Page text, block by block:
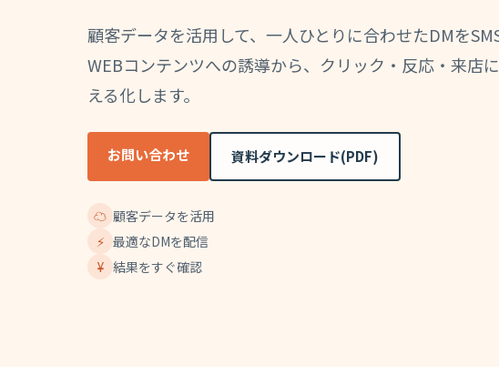
顧客データを活用して、一人ひとりに合わせたDMを
WEBコンテンツへの誘導から、クリック・反応・来店
える化します。
お問い合わせ 資料ダウンロード(PDF)
☁ 顧客データを活用
⚡ 最適なDMを配信
¥ 結果をすぐ確認